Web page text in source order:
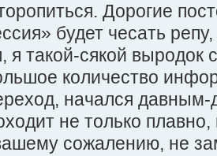
Дорогие
будет чесать
я такой-сякой выродок
количество
начался
не только плавно,
сожалению, не